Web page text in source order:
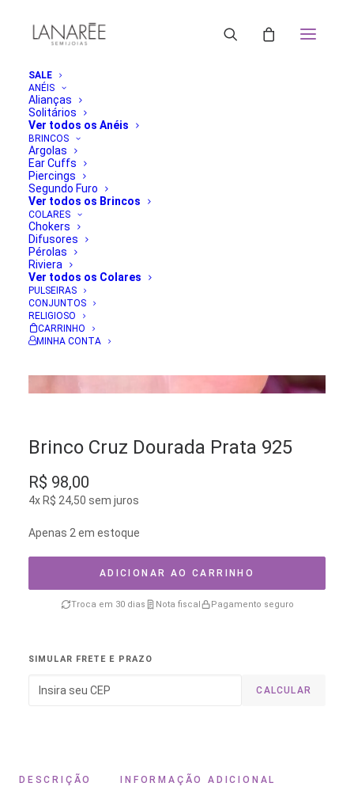
SALE
ANÉIS
Alianças
Solitários
Ver todos os Anéis
BRINCOS
Argolas
Ear Cuffs
Piercings
Segundo Furo
Ver todos os Brincos
COLARES
Chokers
Difusores
Pérolas
Riviera
Ver todos os Colares
PULSEIRAS
CONJUNTOS
RELIGIOSO
CARRINHO
MINHA CONTA
Brinco Cruz Dourada Prata 925
R$ 98,00
4x R$ 24,50 sem juros
Apenas 2 em estoque
ADICIONAR AO CARRINHO
Troca em 30 dias Nota fiscal Pagamento seguro
SIMULAR FRETE E PRAZO
CALCULAR
DESCRIÇÃO INFORMAÇÃO ADICIONAL